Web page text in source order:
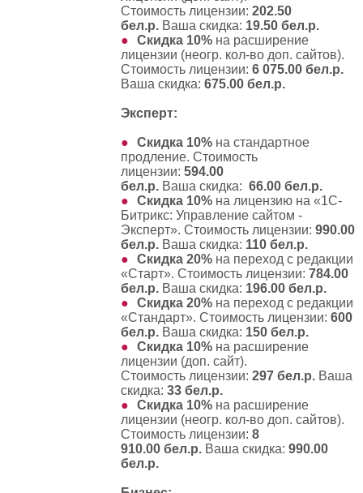
Стоимость лицензии: 202.50
бел.р. Ваша скидка: 19.50 бел.р.
Скидка 10% на расширение
лицензии (неогр. кол-во доп. сайтов).
Стоимость лицензии: 6 075.00 бел.р.
Ваша скидка: 675.00 бел.р.
Эксперт:
Скидка 10% на стандартное
продление. Стоимость
лицензии: 594.00
бел.р. Ваша скидка: 66.00 бел.р.
Скидка 10% на лицензию на «1С-
Битрикс: Управление сайтом -
Эксперт». Стоимость лицензии: 990.00
бел.р. Ваша скидка: 110 бел.р.
Скидка 20% на переход с редакции
«Старт». Стоимость лицензии: 784.00
бел.р. Ваша скидка: 196.00 бел.р.
Скидка 20% на переход с редакции
«Стандарт». Стоимость лицензии: 600
бел.р. Ваша скидка: 150 бел.р.
Скидка 10% на расширение
лицензии (доп. сайт).
Стоимость лицензии: 297 бел.р. Ваша
скидка: 33 бел.р.
Скидка 10% на расширение
лицензии (неогр. кол-во доп. сайтов).
Стоимость лицензии: 8
910.00 бел.р. Ваша скидка: 990.00
бел.р.